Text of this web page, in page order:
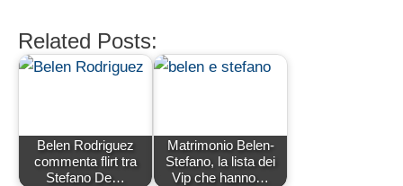
Related Posts:
Belen Rodriguez
commenta flirt tra
Stefano De…
Matrimonio Belen-
Stefano, la lista dei
Vip che hanno…